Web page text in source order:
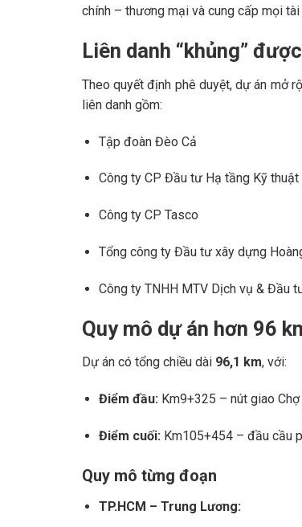
chính – thương mại và cung cấp mọi
Liên danh “khủng”
Theo quyết định phê duyệt, dự án mở
liên danh gồm:
Tập đoàn Đèo Cả
Công ty CP Đầu tư Hạ tầng Kỹ thuật
Công ty CP Tasco
Tổng công ty Đầu tư xây dựng
Công ty TNHH MTV Dịch vụ & Đầu
Quy mô dự án hơn 96
Dự án có tổng chiều dài 96,1 km, với:
Điểm đầu:Km9+325 – nút giao Chợ
Điểm cuối:Km105+454 – đầu cầu
Quy mô từng đoạn
TP.HCM – Trung Lương: